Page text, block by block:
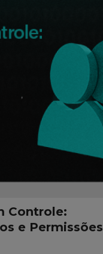
Controle:
e Permissões